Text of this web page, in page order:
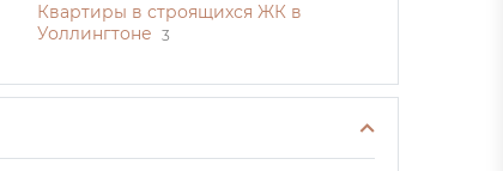
Квартиры в строящихся ЖК в
Уоллингтоне 3